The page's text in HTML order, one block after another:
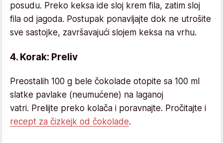
posudu. Preko keksa ide sloj krem fila, zatim sloj
fila od jagoda. Postupak ponavljajte dok ne utrošite
sve sastojke, završavajući slojem keksa na vrhu.
4. Korak: Preliv
Preostalih 100 g bele čokolade otopite sa 100 ml
slatke pavlake (neumućene) na laganoj
vatri. Prelijte preko kolača i poravnajte. Pročitajte i
recept za čizkejk od čokolade.